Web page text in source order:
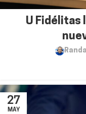
U Fidélitas
27
MAY